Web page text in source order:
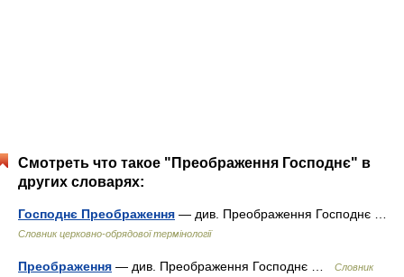
Смотреть что такое "Преображення Господнє" в
других словарях:
Господнє Преображення — див. Преображення Господнє …
Словник церковно-обрядової термінології
Преображення — див. Преображення Господнє …
Словник